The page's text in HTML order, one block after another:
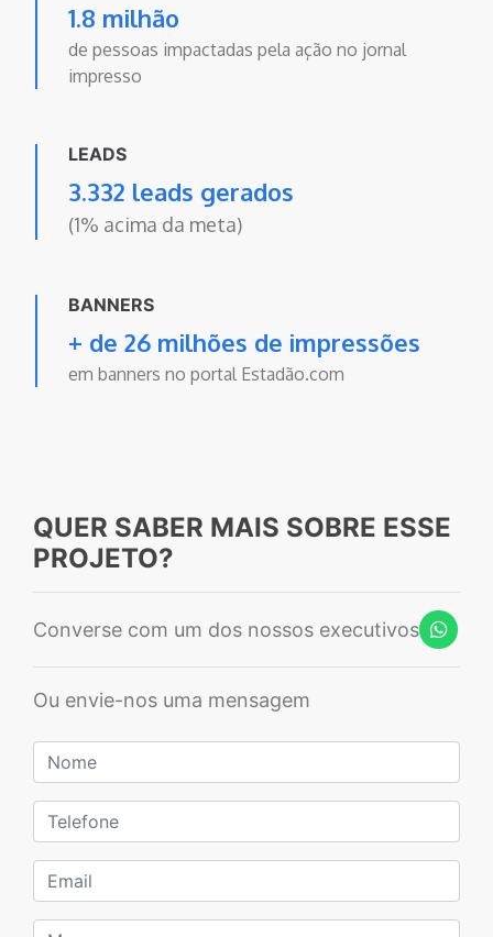
1.8 milhão
de pessoas impactadas pela ação no jornal
impresso
LEADS
3.332 leads gerados
(1% acima da meta)
BANNERS
+ de 26 milhões de impressões
em banners no portal Estadão.com
QUER SABER MAIS SOBRE ESSE
PROJETO?
Converse com um dos nossos executivos
Ou envie-nos uma mensagem
Nome
Telefone
Email
Mensagem